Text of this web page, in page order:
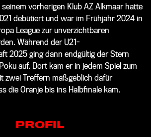
vorherigen Klub AZ Alkmaar hatte
debütiert und war im Frühjahr 2024 in
League zur unverzichtbaren
Während der U21-
2025 ging dann endgültig der Stern
auf. Dort kam er in jedem Spiel zum
zwei Treffern maßgeblich dafür
die Oranje bis ins Halbfinale kam.
PROFIL